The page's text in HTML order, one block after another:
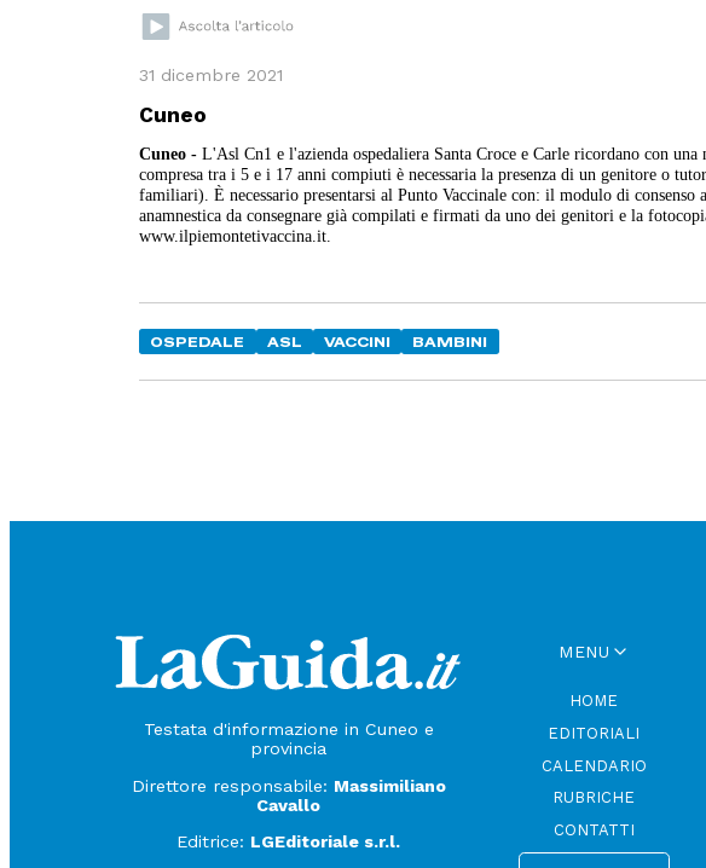
31 dicembre 2021
Cuneo
Cuneo -L'Asl Cn1 e l'azienda ospedaliera Santa Croce e Carle ricordano con
compresa tra i 5 e i 17 anni compiuti è necessaria la presenza di un genitore o
familiari). È necessario presentarsi al Punto Vaccinale con: il modulo di
anamnestica da consegnare già compilati e firmati da uno dei genitori e la
www.ilpiemontetivaccina.it.
OSPEDALE ASL VACCINI BAMBINI
Testata d'informazione in Cuneo e
provincia
Direttore responsabile: Massimiliano
Cavallo
Editrice: LGEditoriale s.r.l.
MENU
HOME
EDITORIALI
CALENDARIO
RUBRICHE
CONTATTI